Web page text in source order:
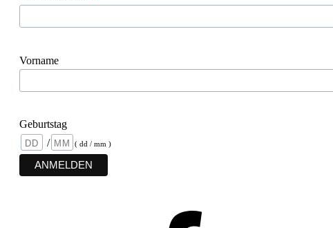
Vorname
Geburtstag
/
( dd / mm )